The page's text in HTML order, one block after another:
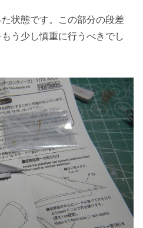
状態です。この部分の段差
う少し慎重に行うべきでし